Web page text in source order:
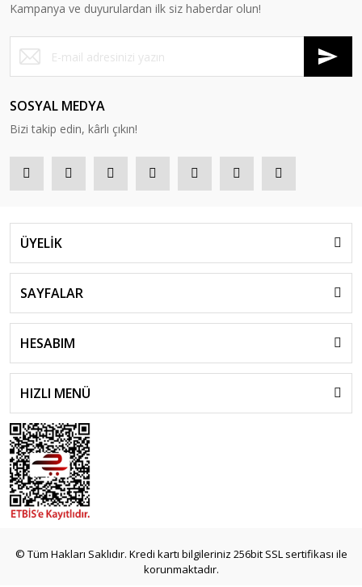
Kampanya ve duyurulardan ilk siz haberdar olun!
SOSYAL MEDYA
Bizi takip edin, kârlı çıkın!
ÜYELİK
SAYFALAR
HESABIM
HIZLI MENÜ
© Tüm Hakları Saklıdır. Kredi kartı bilgileriniz 256bit SSL sertifikası ile
korunmaktadır.